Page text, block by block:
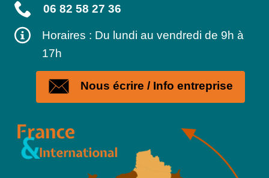
06 82 58 27 36
Horaires : Du lundi au vendredi de 9h à
17h
Nous écrire / Info entreprise